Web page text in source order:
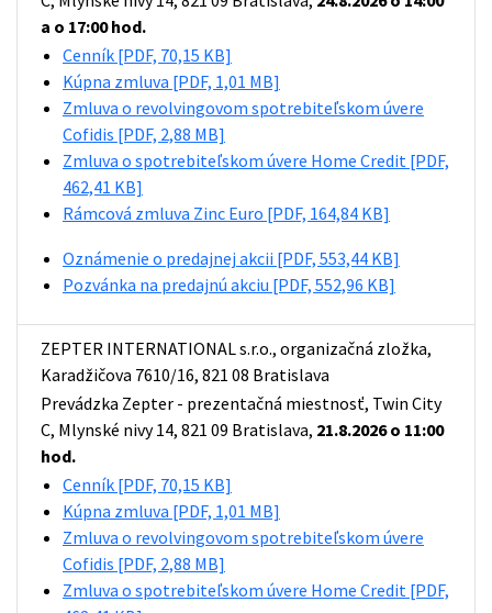
a o 17:00 hod.
Cenník [PDF, 70,15 KB]
Kúpna zmluva [PDF, 1,01 MB]
Zmluva o revolvingovom spotrebiteľskom úvere
Cofidis [PDF, 2,88 MB]
Zmluva o spotrebiteľskom úvere Home Credit [PDF,
462,41 KB]
Rámcová zmluva Zinc Euro [PDF, 164,84 KB]
Oznámenie o predajnej akcii [PDF, 553,44 KB]
Pozvánka na predajnú akciu [PDF, 552,96 KB]
ZEPTER INTERNATIONAL s.r.o., organizačná zložka,
Karadžičova 7610/16, 821 08 Bratislava
Prevádzka Zepter - prezentačná miestnosť, Twin City
C, Mlynské nivy 14, 821 09 Bratislava, 21.8.2026 o 11:00
hod.
Cenník [PDF, 70,15 KB]
Kúpna zmluva [PDF, 1,01 MB]
Zmluva o revolvingovom spotrebiteľskom úvere
Cofidis [PDF, 2,88 MB]
Zmluva o spotrebiteľskom úvere Home Credit [PDF,